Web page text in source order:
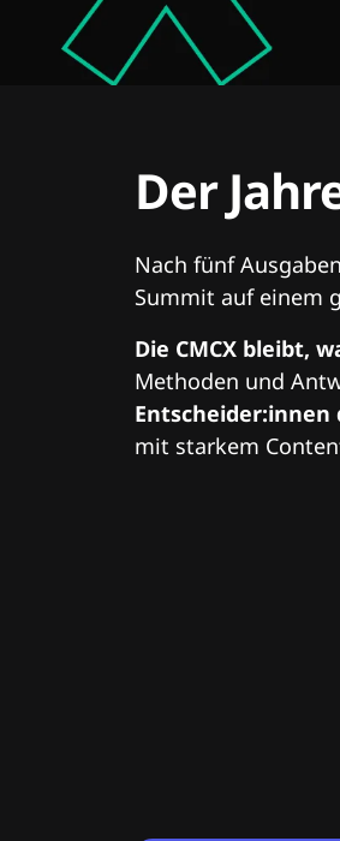
Der
Nach fünf
Summit auf einem
Die CMCX bleibt,
Methoden und
Entscheider:innen
mit starkem